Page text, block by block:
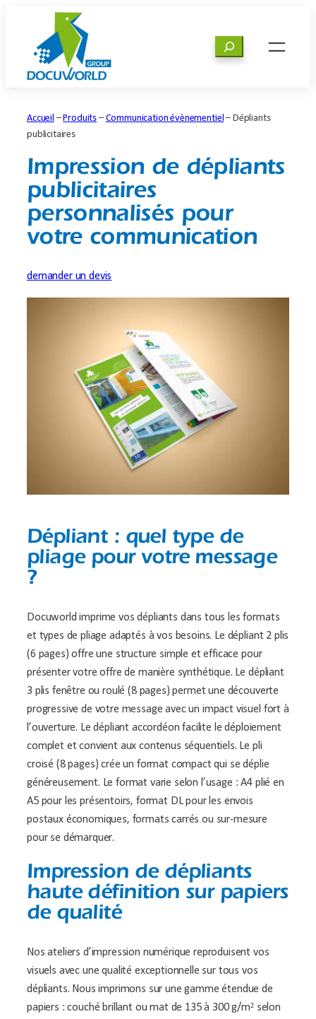
contenu
Rechercher
Accueil – Produits –Communication évènementiel – Dépliants
publicitaires
Impression de dépliants
publicitaires
personnalisés pour
votre communication
demander un devis
Dépliant : quel type de
pliage pour votre message
?
Docuworld imprime vos dépliants dans tous les formats
et types de pliage adaptés à vos besoins. Le dépliant 2 plis
(6 pages) offre une structure simple et efficace pour
présenter votre offre de manière synthétique. Le dépliant
3 plis fenêtre ou roulé (8 pages) permet une découverte
progressive de votre message avec un impact visuel fort à
l’ouverture. Le dépliant accordéon facilite le déploiement
complet et convient aux contenus séquentiels. Le pli
croisé (8 pages) crée un format compact qui se déplie
généreusement. Le format varie selon l’usage : A4 plié en
A5 pour les présentoirs, format DL pour les envois
postaux économiques, formats carrés ou sur-mesure
pour se démarquer.
Impression de dépliants
haute définition sur papiers
de qualité
Nos ateliers d’impression numérique reproduisent vos
visuels avec une qualité exceptionnelle sur tous vos
dépliants. Nous imprimons sur une gamme étendue de
papiers : couché brillant ou mat de 135 à 300 g/m² selon